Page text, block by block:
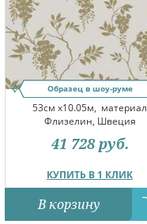
Образец в шоу-руме
53см x10.05м, материал
Флизелин, Швеция
КУПИТЬ В 1 КЛИК
41 728 руб.
В корзину